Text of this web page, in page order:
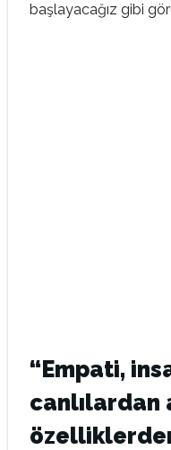
başlayacağız gibi
“Empati,
canlılardan